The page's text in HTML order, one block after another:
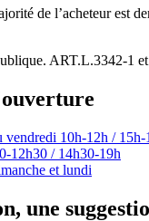
de l’acheteur est
ART.L.3342-1
vendredi 10h-12h / 15h-
12h30 / 14h30-19h
et lundi
une